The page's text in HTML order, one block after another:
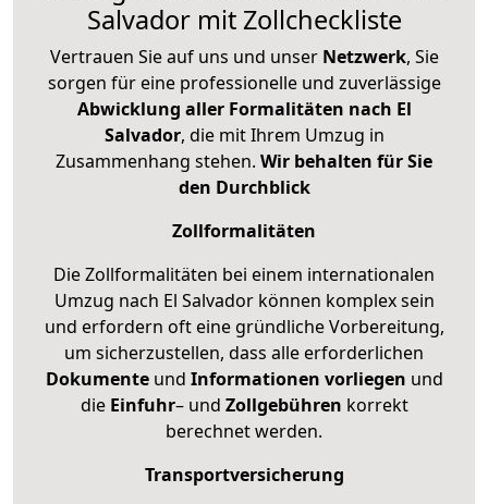
Salvador mit Zollcheckliste
Vertrauen Sie auf uns und unser Netzwerk, Sie
sorgen für eine professionelle und zuverlässige
Abwicklung aller Formalitäten nach El
Salvador, die mit Ihrem Umzug in
Zusammenhang stehen. Wir behalten für Sie
den Durchblick
Zollformalitäten
Die Zollformalitäten bei einem internationalen
Umzug nach El Salvador können komplex sein
und erfordern oft eine gründliche Vorbereitung,
um sicherzustellen, dass alle erforderlichen
Dokumenteund Informationen vorliegen und
die Einfuhr– und Zollgebühren korrekt
berechnet werden.
Transportversicherung